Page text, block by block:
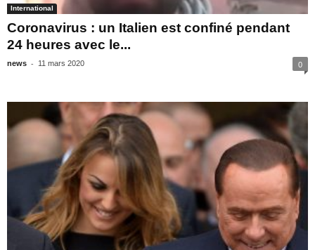
International
Coronavirus : un Italien est confiné pendant
24 heures avec le...
news - 11 mars 2020 0